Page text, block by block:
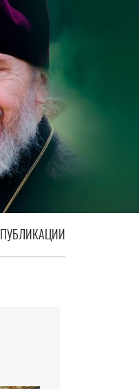
ПУБЛИКАЦИИ